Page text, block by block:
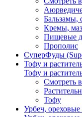
Бальзамы,
Кремы,
Пищевые
Прополис
СуперФуды
Тофу и
Тофу и
Смотреть
Тофу
Урбеч, ореховые